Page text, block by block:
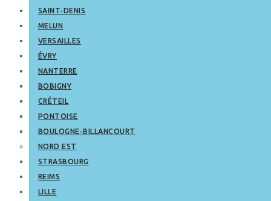
SAINT-DENIS
MELUN
VERSAILLES
ÉVRY
NANTERRE
BOBIGNY
CRÉTEIL
PONTOISE
BOULOGNE-BILLANCOURT
NORD EST
STRASBOURG
REIMS
LILLE